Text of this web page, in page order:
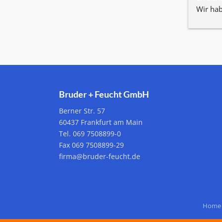
Wir
Bruder + Feucht GmbH
Berner Str. 57
60437 Frankfurt am Main
Tel. 069 7508899-0
Fax 069 7508899-29
firma@bruder-feucht.de
Home